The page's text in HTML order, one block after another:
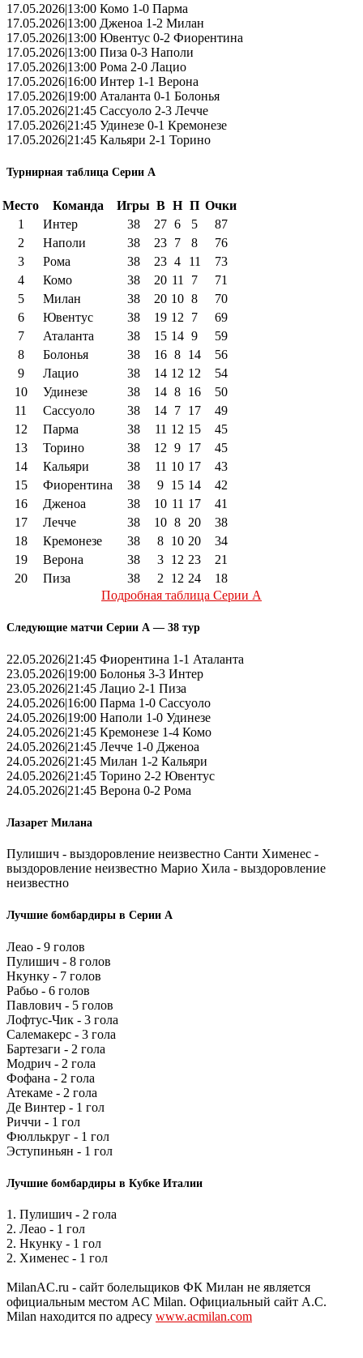
17.05.2026|13:00 Комо 1-0 Парма
17.05.2026|13:00 Дженоа 1-2 Милан
17.05.2026|13:00 Ювентус 0-2 Фиорентина
17.05.2026|13:00 Пиза 0-3 Наполи
17.05.2026|13:00 Рома 2-0 Лацио
17.05.2026|16:00 Интер 1-1 Верона
17.05.2026|19:00 Аталанта 0-1 Болонья
17.05.2026|21:45 Сассуоло 2-3 Лечче
17.05.2026|21:45 Удинезе 0-1 Кремонезе
17.05.2026|21:45 Кальяри 2-1 Торино
Турнирная таблица Серии А
Место Команда Игры В Н П Очки
1
Интер 38 27 6 5
87
2
Наполи 38 23 7 8
76
3
Рома 38 23 4 11
73
4
Комо 38 20 11 7
71
5
Милан 38 20 10 8
70
6
Ювентус 38 19 12 7
69
7
Аталанта 38 15 14 9
59
8
Болонья 38 16 8 14
56
9
Лацио 38 14 12 12
54
10
Удинезе 38 14 8 16
50
11
Сассуоло 38 14 7 17
49
12
Парма 38 11 12 15
45
13
Торино 38 12 9 17
45
14
Кальяри 38 11 10 17
43
15
Фиорентина 38 9 15 14
42
16
Дженоа 38 10 11 17
41
17
Лечче 38 10 8 20
38
18
Кремонезе 38 8 10 20
34
19
Верона 38 3 12 23
21
20
Пиза 38 2 12 24
18
Подробная таблица Серии А
Следующие матчи Серии А — 38 тур
22.05.2026|21:45 Фиорентина 1-1 Аталанта
23.05.2026|19:00 Болонья 3-3 Интер
23.05.2026|21:45 Лацио 2-1 Пиза
24.05.2026|16:00 Парма 1-0 Сассуоло
24.05.2026|19:00 Наполи 1-0 Удинезе
24.05.2026|21:45 Кремонезе 1-4 Комо
24.05.2026|21:45 Лечче 1-0 Дженоа
24.05.2026|21:45 Милан 1-2 Кальяри
24.05.2026|21:45 Торино 2-2 Ювентус
24.05.2026|21:45 Верона 0-2 Рома
Лазарет Милана
Пулишич - выздоровление неизвестно Санти Хименес -
выздоровление неизвестно Марио Хила - выздоровление
неизвестно
Лучшие бомбардиры в Серии А
Леао - 9 голов
Пулишич - 8 голов
Нкунку - 7 голов
Рабьо - 6 голов
Павлович - 5 голов
Лофтус-Чик - 3 гола
Салемакерс - 3 гола
Бартезаги - 2 гола
Модрич - 2 гола
Фофана - 2 гола
Атекаме - 2 гола
Де Винтер - 1 гол
Риччи - 1 гол
Фюллькруг - 1 гол
Эступиньян - 1 гол
Лучшие бомбардиры в Кубке Италии
1. Пулишич - 2 гола
2. Леао - 1 гол
2. Нкунку - 1 гол
2. Хименес - 1 гол
MilanAC.ru - сайт болельщиков ФК Милан не является
официальным местом AC Milan. Официальный сайт A.C.
Milan находится по адресу www.acmilan.com